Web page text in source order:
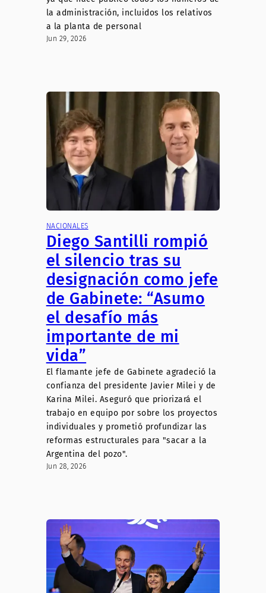
la administración, incluidos los relativos
a la planta de personal
Jun 29, 2026
NACIONALES
Diego Santilli rompió
el silencio tras su
designación como jefe
de Gabinete: “Asumo
el desafío más
importante de mi
vida”
El flamante jefe de Gabinete agradeció la
confianza del presidente Javier Milei y de
Karina Milei. Aseguró que priorizará el
trabajo en equipo por sobre los proyectos
individuales y prometió profundizar las
reformas estructurales para "sacar a la
Argentina del pozo".
Jun 28, 2026